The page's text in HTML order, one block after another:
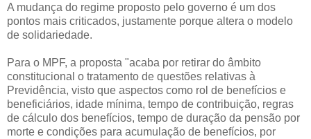
A mudança do regime proposto pelo governo é um dos
pontos mais criticados, justamente porque altera o modelo
de solidariedade.
Para o MPF, a proposta "acaba por retirar do âmbito
constitucional o tratamento de questões relativas à
Previdência, visto que aspectos como rol de benefícios e
beneficiários, idade mínima, tempo de contribuição, regras
de cálculo dos benefícios, tempo de duração da pensão por
morte e condições para acumulação de benefícios, por